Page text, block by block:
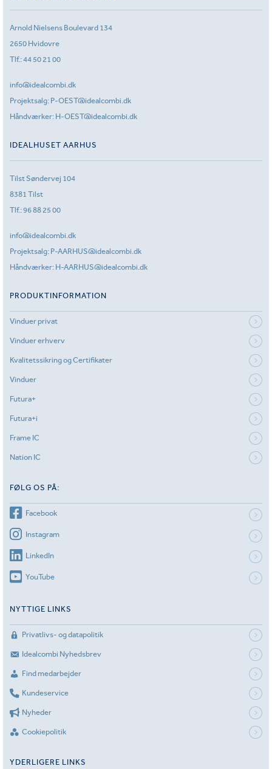
Arnold Nielsens Boulevard 134
2650 Hvidovre
Tlf.:44 50 21 00
info@idealcombi.dk
Projektsalg: P-OEST@idealcombi.dk
Håndværker: H-OEST@idealcombi.dk
IDEALHUSET AARHUS
Tilst Søndervej 104
8381 Tilst
Tlf.:96 88 25 00
info@idealcombi.dk
Projektsalg: P-AARHUS@idealcombi.dk
Håndværker: H-AARHUS@idealcombi.dk
PRODUKTINFORMATION
Vinduer privat
Vinduer erhverv
Kvalitetssikring og Certifikater
Vinduer
Futura+
Futura+i
Frame IC
Nation IC
FØLG OS PÅ:
Facebook
Instagram
LinkedIn
YouTube
NYTTIGE LINKS
Privatlivs- og datapolitik
Idealcombi Nyhedsbrev
Find medarbejder
Kundeservice
Nyheder
Cookiepolitik
YDERLIGERE LINKS